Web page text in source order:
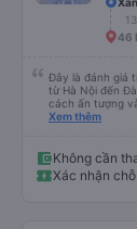
46
Đây là đánh giá
từ Hà Nội đến
cách ấn tượng
không được
suốt chuyến đi.
là lần đầu tiên
đèn không cần
Xem thêm
Không cần
Xác nhận